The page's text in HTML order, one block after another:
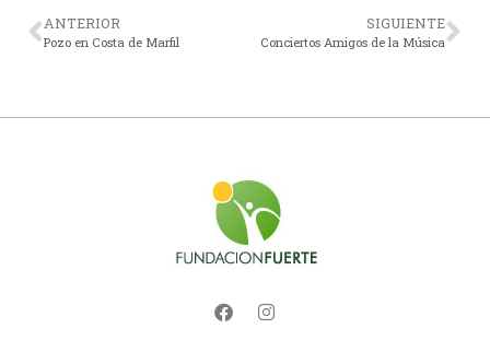
ANTERIOR
Pozo en Costa de Marfil
SIGUIENTE
Conciertos Amigos de la Música